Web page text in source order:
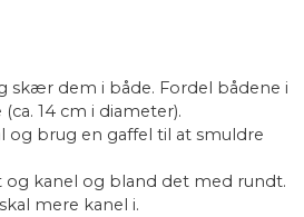
dem i både. Fordel bådene i
14 cm i diameter).
og brug en gaffel til at smuldre
og kanel og bland det med rundt.
mere kanel i.